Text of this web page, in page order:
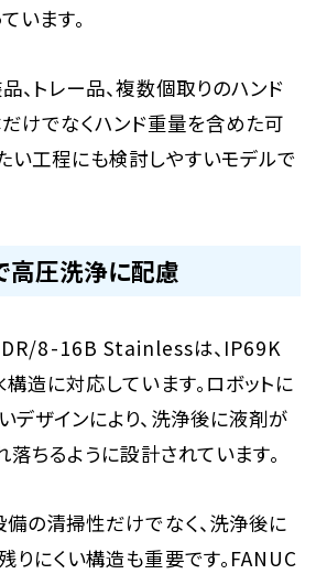
います。
、トレー品、複数個取りのハンド
けでなくハンド重量を含めた可
い工程にも検討しやすいモデルで
高圧洗浄に配慮
8-16B Stainlessは、IP69K
造に対応しています。ロボットに
デザインにより、洗浄後に液剤が
落ちるように設計されています。
備の清掃性だけでなく、洗浄後に
りにくい構造も重要です。FANUC